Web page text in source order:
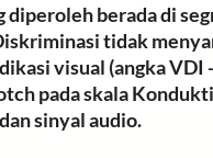
diperoleh berada di
tidak
visual (angka VDI
pada skala
sinyal audio.